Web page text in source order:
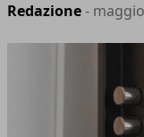
Redazione-